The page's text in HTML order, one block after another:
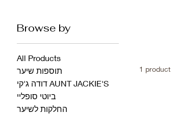
Browse by
All Products
תוספות שיער
דודה ג'קי AUNT JACKIE'S
ביוטי סופליי
החלקות לשיער
1 product